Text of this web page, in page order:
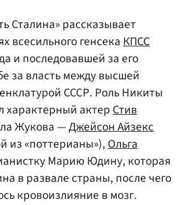
Сталина» рассказывает
всесильного генсекаКПСС
и последовавшей за его
за власть между высшей
СССР. Роль Никиты
характерный актерСтив
Жукова —Джейсон Айзекс
из «поттерианы»),Ольга
Марию Юдину, которая
в развале страны, после чего
кровоизлияние в мозг.